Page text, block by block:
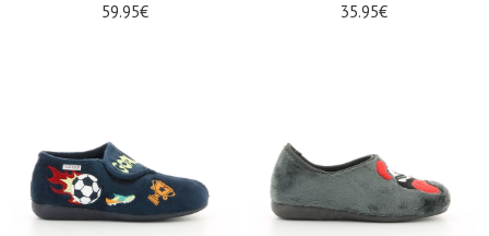
59.95€ 35.95€